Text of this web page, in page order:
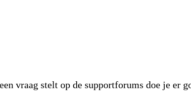
vraag stelt op de supportforums doe je er